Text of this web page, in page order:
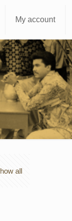
My account
all